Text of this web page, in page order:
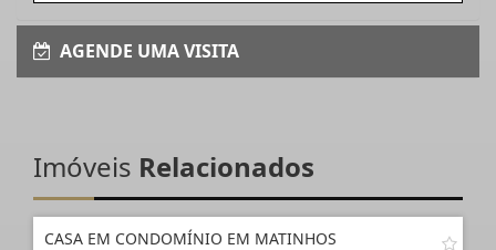
AGENDE UMA VISITA
Imóveis Relacionados
CASA EM CONDOMÍNIO EM MATINHOS